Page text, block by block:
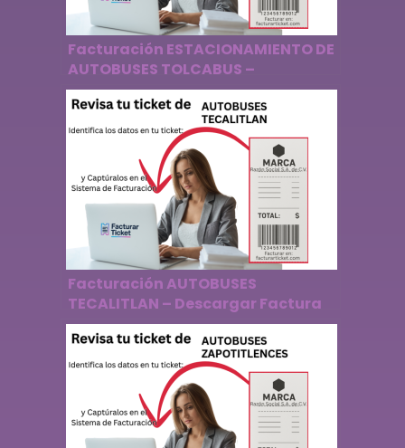
Facturación ESTACIONAMIENTO DE
AUTOBUSES TOLCABUS –
Descargar Factura
Facturación AUTOBUSES
TECALITLAN – Descargar Factura